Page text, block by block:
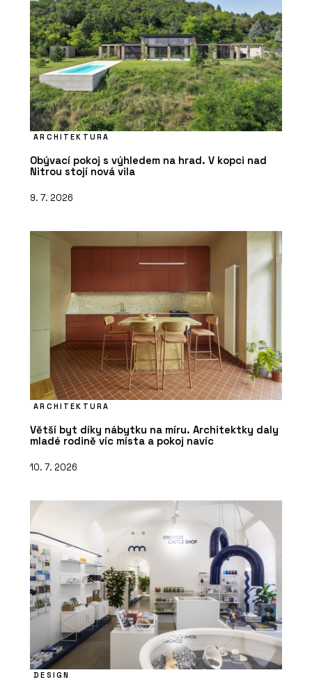
ARCHITEKTURA
Obývací pokoj s výhledem na hrad. V kopci nad
Nitrou stojí nová vila
9. 7. 2026
ARCHITEKTURA
Větší byt díky nábytku na míru. Architektky daly
mladé rodině víc místa a pokoj navíc
10. 7. 2026
DESIGN